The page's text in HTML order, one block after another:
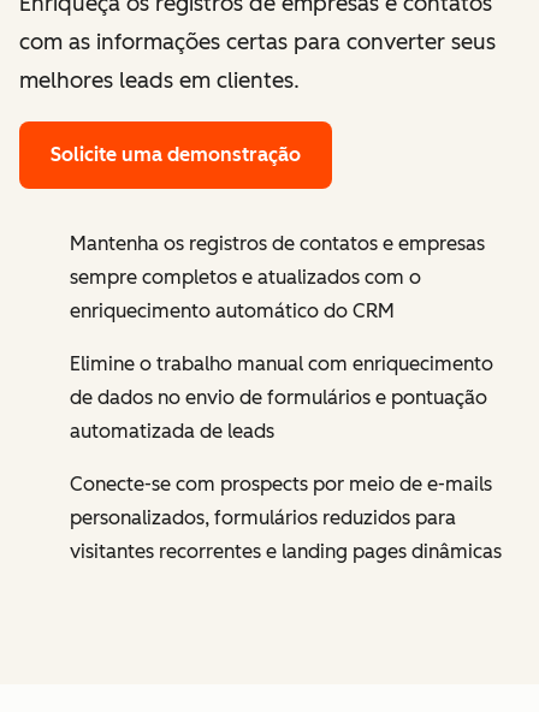
com as informações certas para converter seus
melhores leads em clientes.
Solicite uma demonstração
Mantenha os registros de contatos e empresas
sempre completos e atualizados com o
enriquecimento automático do CRM
Elimine o trabalho manual com enriquecimento
de dados no envio de formulários e pontuação
automatizada de leads
Conecte-se com prospects por meio de e-mails
personalizados, formulários reduzidos para
visitantes recorrentes e landing pages dinâmicas